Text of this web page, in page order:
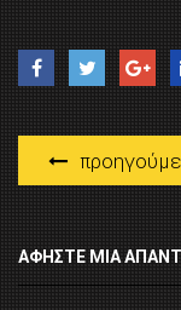
ΑΦΉΣΤΕ ΜΙΑ